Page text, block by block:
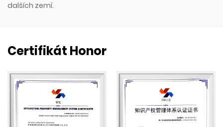
dalších zemí.
Certifikát Honor